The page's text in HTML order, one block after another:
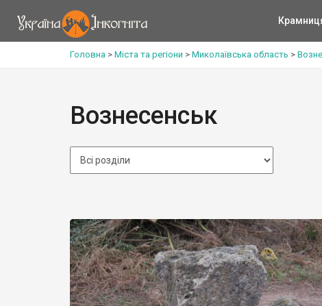
Головна > Міста та регіони > Миколаївська область >
Вознесенськ